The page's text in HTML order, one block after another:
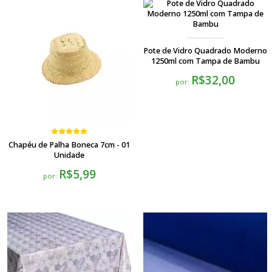
Chapéu de Palha Boneca 7cm - 01
Unidade
por: R$5,99
Pote de Vidro Quadrado Moderno
1250ml com Tampa de Bambu
por: R$32,00